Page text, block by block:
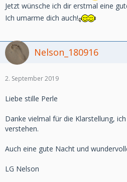
Jetzt wünsche ich dir erstmal eine
Ich umarme dich auch!
Nelson_180916
2. September 2019
Liebe stille Perle
Danke vielmal für die Klarstellung,
verstehen.
Auch eine gute Nacht und
LG Nelson